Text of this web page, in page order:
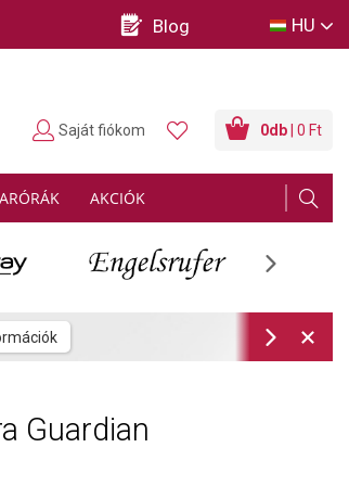
Blog HU
AKCIÓK
0db | 0 Ft
Saját fiókom
Guardian